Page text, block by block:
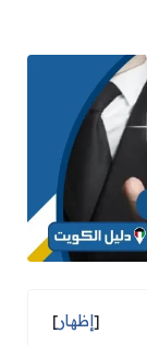
[إظهار]